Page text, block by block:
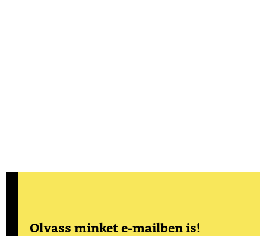
Olvass minket e-mailben is!